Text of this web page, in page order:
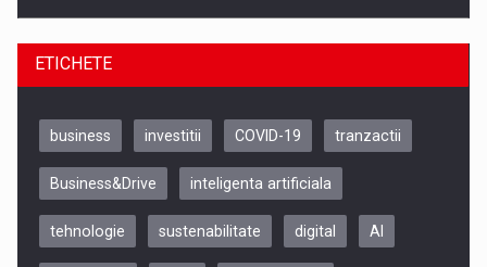
ETICHETE
business investitii COVID-19 tranzactii
Business&Drive inteligenta artificiala
tehnologie sustenabilitate digital AI